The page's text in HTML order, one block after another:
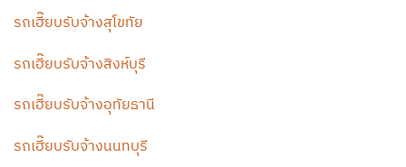
รถเฮี๊ยบรับจ้างสุโขทัย
รถเฮี๊ยบรับจ้างสิงห์บุรี
รถเฮี๊ยบรับจ้างอุทัยธานี
รถเฮี๊ยบรับจ้างนนทบุรี